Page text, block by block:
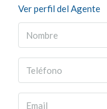
Ver perfil del Agente